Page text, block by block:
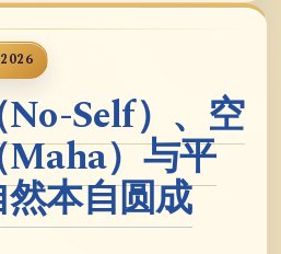
Self）、空
）与平
本自圆成